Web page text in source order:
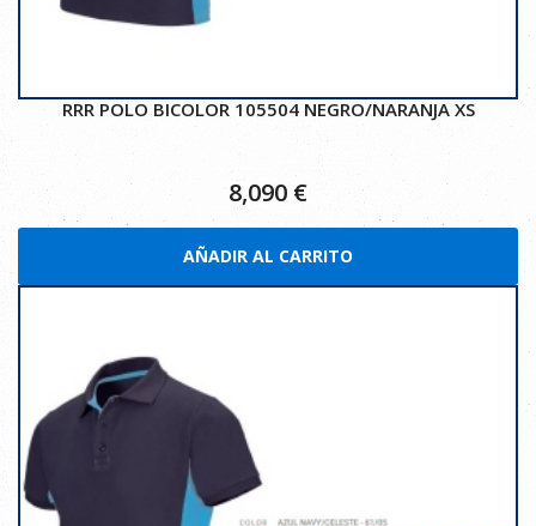
RRR POLO BICOLOR 105504 NEGRO/NARANJA XS
8,090 €
AÑADIR AL CARRITO